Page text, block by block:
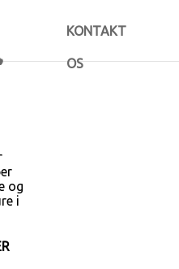
KONTAKT
OS
og
i